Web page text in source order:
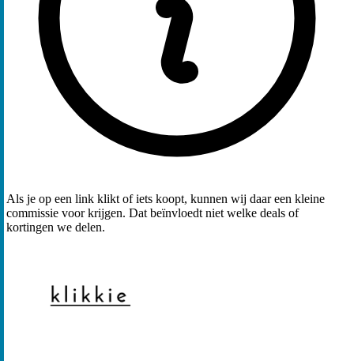
Als je op een link klikt of iets koopt, kunnen wij daar een kleine
commissie voor krijgen. Dat beïnvloedt niet welke deals of
kortingen we delen.